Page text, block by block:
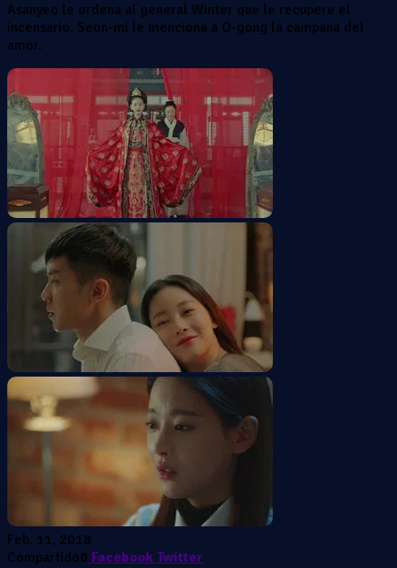
Asanyeo le ordena al general Winter que le recupere el
incensario. Seon-mi le menciona a O-gong la campana del
amor.
Feb. 11, 2018
Compartido0 Facebook Twitter